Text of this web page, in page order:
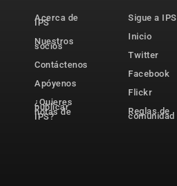
Acerca de
IPS
Nuestros
socios
Contáctenos
Apóyenos
¿Quieres
publicar
notas de
IPS?
Sigue a IPS
Inicio
Twitter
Facebook
Flickr
Reglas de
comunidad